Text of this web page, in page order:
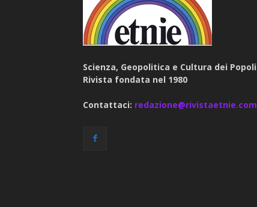
Scienza, Geopolitica e Cultura dei Popoli
Rivista fondata nel 1980
Contattaci: redazione@rivistaetnie.com